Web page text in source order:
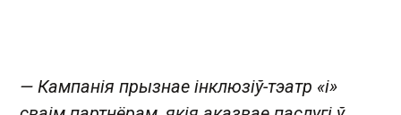
— Кампанія прызнае інклюзіў-тэатр «і»